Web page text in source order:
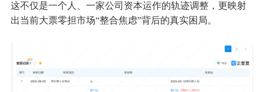
这不仅是一个人、一家公司资本运作的轨迹调整，更映射
出当前大票零担市场“整合焦虑”背后的真实困局。